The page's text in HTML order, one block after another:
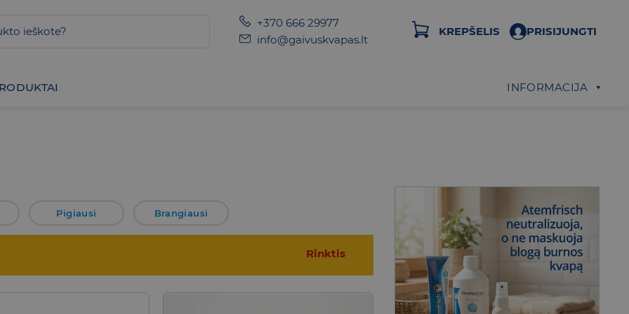
+370 666 29977
info@gaivuskvapas.lt
KREPŠELIS PRISIJUNGTI
INFORMACIJA
Pigiausi Brangiausi
Rinktis